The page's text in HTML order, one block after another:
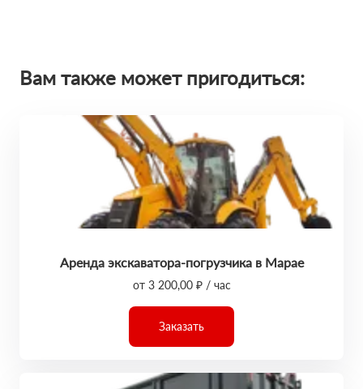
Вам также может пригодиться:
Аренда экскаватора-погрузчика в Марае
от 3 200,00 ₽ / час
Заказать